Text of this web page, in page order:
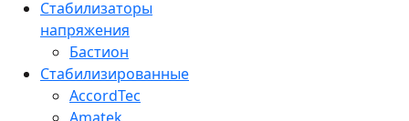
Стабилизаторы
напряжения
Бастион
Стабилизированные
AccordTec